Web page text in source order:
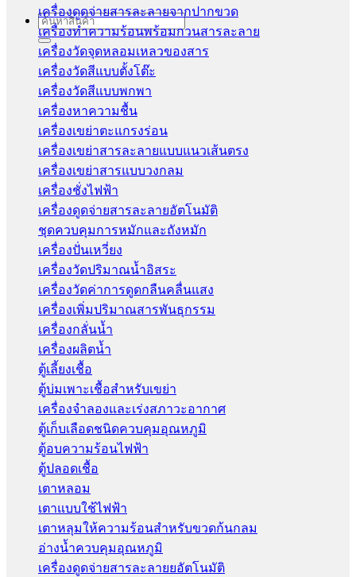
Search
for:
เครื่องดูดจ่ายสารละลายจากปากขวด
เครื่องทำความร้อนพร้อมกวนสารละลาย
เครื่องวัดจุดหลอมเหลวของสาร
เครื่องวัดสีแบบตั้งโต๊ะ
เครื่องวัดสีแบบพกพา
เครื่องหาความชื้น
เครื่องเขย่าตะแกรงร่อน
เครื่องเขย่าสารละลายแบบแนวเส้นตรง
เครื่องเขย่าสารแบบวงกลม
เครื่องชั่งไฟฟ้า
เครื่องดูดจ่ายสารละลายอัตโนมัติ
ชุดควบคุมการหมักและถังหมัก
เครื่องปั่นเหวี่ยง
เครื่องวัดปริมาณน้ำอิสระ
เครื่องวัดค่าการดูดกลืนคลื่นแสง
เครื่องเพิ่มปริมาณสารพันธุกรรม
เครื่องกลั่นน้ำ
เครื่องผลิตน้ำ
ตู้เลี้ยงเชื้อ
ตู้บ่มเพาะเชื้อสำหรับเขย่า
เครื่องจำลองและเร่งสภาวะอากาศ
ตู้เก็บเลือดชนิดควบคุมอุณหภูมิ
ตู้อบความร้อนไฟฟ้า
ตู้ปลอดเชื้อ
เตาหลอม
เตาแบบใช้ไฟฟ้า
เตาหลุมให้ความร้อนสำหรับขวดก้นกลม
อ่างน้ำควบคุมอุณหภูมิ
เครื่องดูดจ่ายสารละลายยอัตโนมัติ